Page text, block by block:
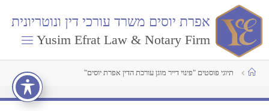
אפרת יוסים משרד עורכי דין ונוטריונית
Yusim Efrat Law & Notary Firm
תיוגי פוסטים "פינוי דייר מוגן עורכת הדין אפרת יוסים"